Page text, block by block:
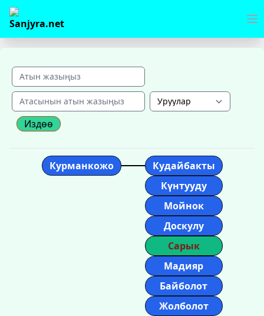
Издөө
Курманкожо
Кудайбакты
Күнтууду
Мойнок
Доскулу
Сарык
Мадияр
Байболот
Жолболот